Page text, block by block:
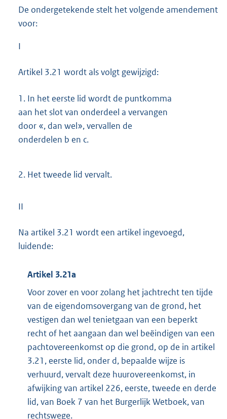
De ondergetekende stelt het volgende amendement
voor:
I
Artikel 3.21 wordt als volgt gewijzigd:
1. In het eerste lid wordt de puntkomma
aan het slot van onderdeel a vervangen
door «, dan wel», vervallen de
onderdelen b en c.
2. Het tweede lid vervalt.
II
Na artikel 3.21 wordt een artikel ingevoegd,
luidende:
Artikel 3.21a
Voor zover en voor zolang het jachtrecht ten tijde
van de eigendomsovergang van de grond, het
vestigen dan wel tenietgaan van een beperkt
recht of het aangaan dan wel beëindigen van een
pachtovereenkomst op die grond, op de in artikel
3.21, eerste lid, onder d, bepaalde wijze is
verhuurd, vervalt deze huurovereenkomst, in
afwijking van artikel 226, eerste, tweede en derde
lid, van Boek 7 van het Burgerlijk Wetboek, van
rechtswege.